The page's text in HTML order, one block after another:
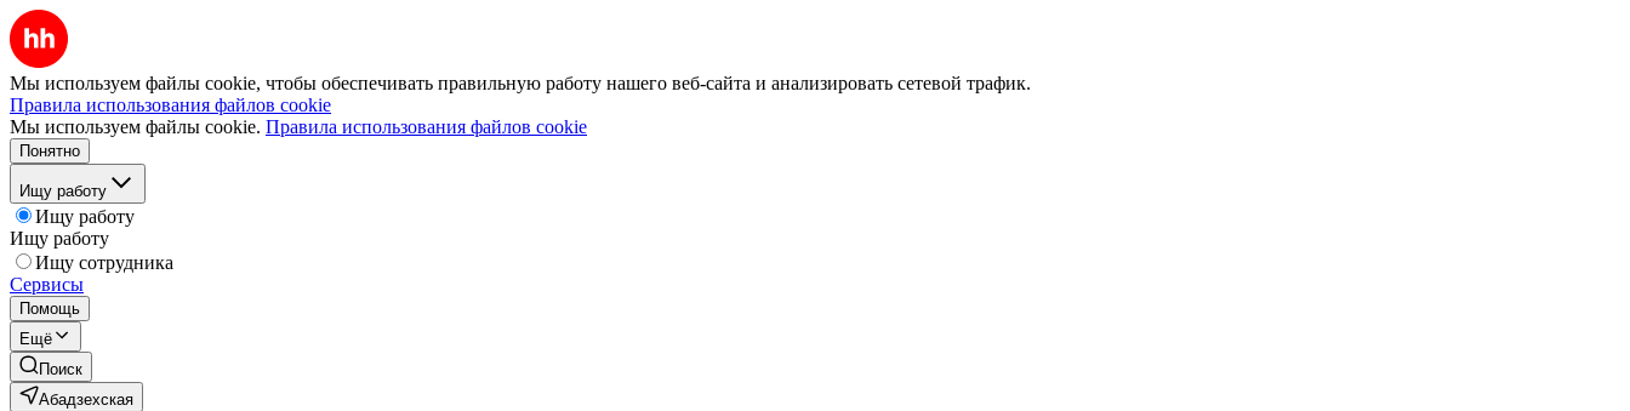
Мы используем файлы cookie, чтобы обеспечивать правильную работу нашего веб-сайта и анализировать сетевой трафик.
Правила использования файлов cookie
Мы используем файлы cookie. Правила использования файлов cookie
Понятно
Ищу работу
Ищу работу
Ищу работу
Ищу сотрудника
Сервисы
Помощь
Ещё
Поиск
Абадзехская